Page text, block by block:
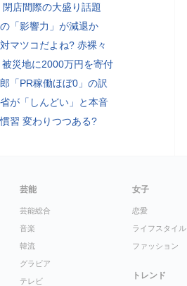
閉店間際の大盛り話題
「影響力」が減退か
マツコだよね? 赤裸々
被災地に2000万円を寄付
「PR稼働ほぼ0」の訳
が「しんどい」と本音
習 変わりつつある?
芸能
芸能総合
音楽
韓流
グラビア
テレビ
女子
恋愛
ライフスタイル
ファッション
トレンド